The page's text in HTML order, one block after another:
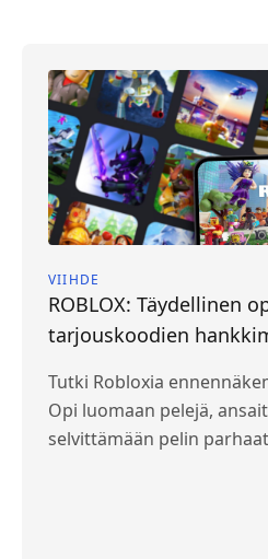
VIIHDE
ROBLOX: Täydellinen
tarjouskoodien
Tutki Robloxia
Opi luomaan pelejä,
selvittämään pelin